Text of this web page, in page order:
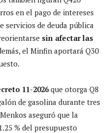
en el pago de intereses
servicios de deuda pública
sin afectar las
el Minfin aportará Q30
11-2026que otorga Q8
de gasolina durante tres
aseguró que la
% del presupuesto